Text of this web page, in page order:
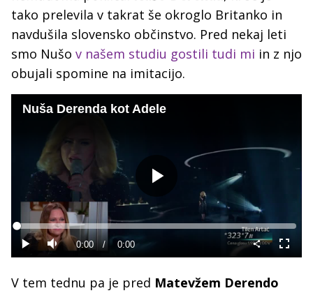
tako prelevila v takrat še okroglo Britanko in
navdušila slovensko občinstvo. Pred nekaj leti
smo Nušo v našem studiu gostili tudi mi in z njo
obujali spomine na imitacijo.
Nuša Derenda kot Adele
Predvajaj
PredvajajTiho Current
0:00 / Duration
0:00
Loaded:
0%
način
V tem tednu pa je pred Matevžem Derendo